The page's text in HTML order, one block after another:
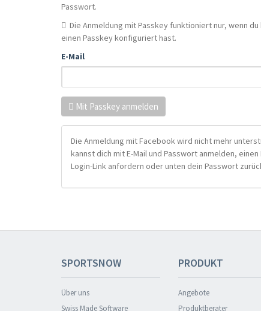
Passwort.
Die Anmeldung mit Passkey funktioniert nur, wenn
einen Passkey konfiguriert hast.
E-Mail
Mit Passkey anmelden
Die Anmeldung mit Facebook wird nicht mehr
kannst dich mit E-Mail und Passwort anmelden, einen
Login-Link anfordern oder unten dein Passwort
SPORTSNOW
Über uns
Swiss Made Software
PRODUKT
Angebote
Produktberater